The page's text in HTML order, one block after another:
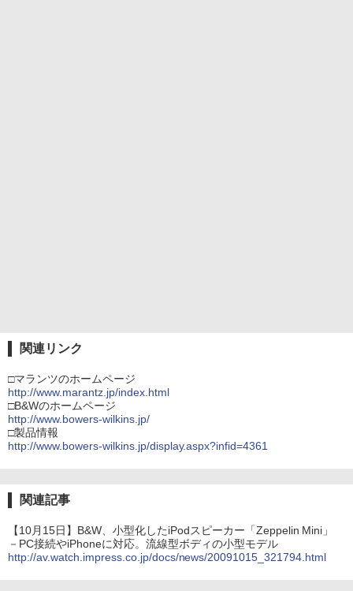
関連リンク
□マランツのホームページ
http://www.marantz.jp/index.html
□B&Wのホームページ
http://www.bowers-wilkins.jp/
□製品情報
http://www.bowers-wilkins.jp/display.aspx?infid=4361
関連記事
【10月15日】B&W、小型化したiPodスピーカー「Zeppelin Mini」
－PC接続やiPhoneに対応。流線型ボディの小型モデル
http://av.watch.impress.co.jp/docs/news/20091015_321794.html